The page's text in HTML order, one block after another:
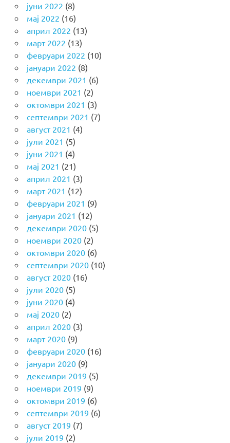
јуни 2022 (8)
мај 2022 (16)
април 2022 (13)
март 2022 (13)
февруари 2022 (10)
јануари 2022 (8)
декември 2021 (6)
ноември 2021 (2)
октомври 2021 (3)
септември 2021 (7)
август 2021 (4)
јули 2021 (5)
јуни 2021 (4)
мај 2021 (21)
април 2021 (3)
март 2021 (12)
февруари 2021 (9)
јануари 2021 (12)
декември 2020(5)
ноември 2020(2)
октомври 2020(6)
септември 2020(10)
август 2020(16)
јули 2020(5)
јуни 2020(4)
мај 2020(2)
април 2020(3)
март 2020(9)
февруари 2020(16)
јануари 2020(9)
декември 2019 (5)
ноември 2019 (9)
октомври 2019 (6)
септември 2019 (6)
август 2019 (7)
јули 2019 (2)